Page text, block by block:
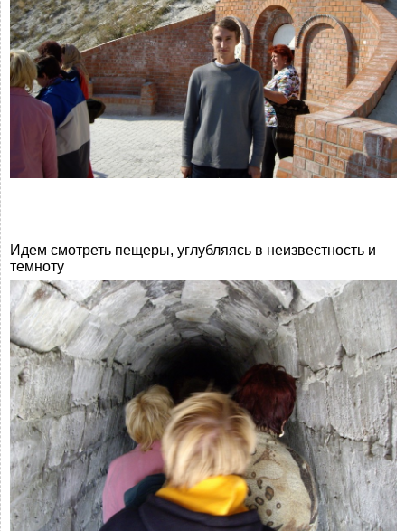
Идем смотреть пещеры, углубляясь в неизвестность и
темноту